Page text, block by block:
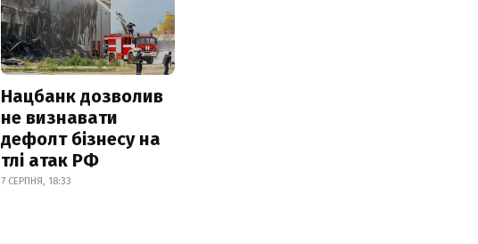
Нацбанк дозволив
не визнавати
дефолт бізнесу на
тлі атак РФ
7 СЕРПНЯ, 18:33